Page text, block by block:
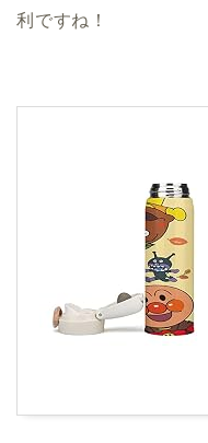
利ですね！